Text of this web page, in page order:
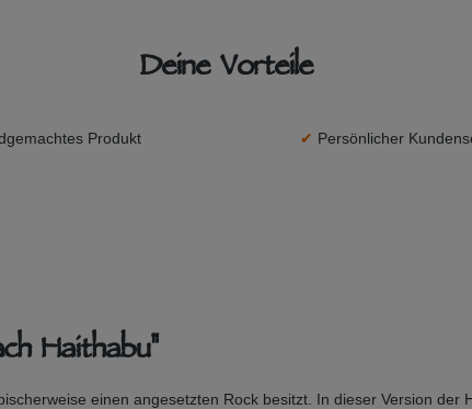
Deine Vorteile
Produkt ✔ Persönlicher
Haithabu"
einen angesetzten Rock besitzt. In dieser Version